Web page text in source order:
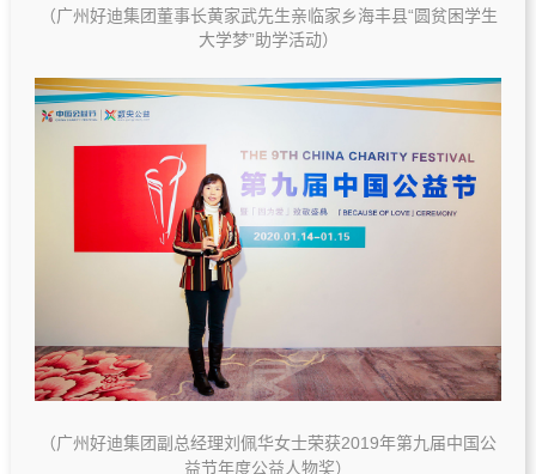
（广州好迪集团董事长黄家武先生亲临家乡海丰县“圆贫困学生
大学梦”助学活动）
（广州好迪集团副总经理刘佩华女士荣获2019年第九届中国公
益节年度公益人物奖）